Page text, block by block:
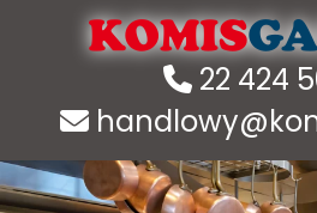
22 424